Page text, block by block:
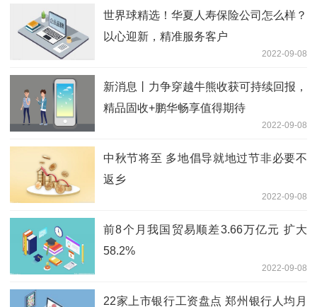
世界球精选！华夏人寿保险公司怎么样？
以心迎新，精准服务客户
2022-09-08
新消息丨力争穿越牛熊收获可持续回报，
精品固收+鹏华畅享值得期待
2022-09-08
中秋节将至 多地倡导就地过节非必要不
返乡
2022-09-08
前8个月我国贸易顺差3.66万亿元 扩大
58.2%
2022-09-08
22家上市银行工资盘点 郑州银行人均月